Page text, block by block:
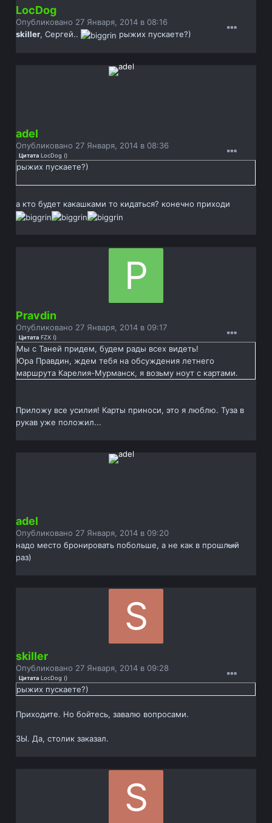
LocDog
Опубликовано 27 Января, 2014 в 08:16
skiller, Сергей.. рыжих пускаете?)
adel
Опубликовано 27 Января, 2014 в 08:36
Цитата LocDog ()
рыжих пускаете?)
а кто будет какашками то кидаться? конечно приходи
Pravdin
Опубликовано 27 Января, 2014 в 09:17
Цитата FZX ()
Мы с Таней придем, будем рады всех видеть!
Юра Правдин, ждем тебя на обсуждения летнего
маршрута Карелия-Мурманск, я возьму ноут с картами.
Приложу все усилия! Карты приноси, это я люблю. Туза в
рукав уже положил...
adel
Опубликовано 27 Января, 2014 в 09:20
надо место бронировать побольше, а не как в прошлый
раз)
skiller
Опубликовано 27 Января, 2014 в 09:28
Цитата LocDog ()
рыжих пускаете?)
Приходите. Но бойтесь, завалю вопросами.
ЗЫ. Да, столик заказал.